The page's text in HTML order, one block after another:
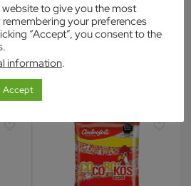
relacionados
website to give you the most
remembering your preferences
“Accept”, you consent to the
information.
Accept